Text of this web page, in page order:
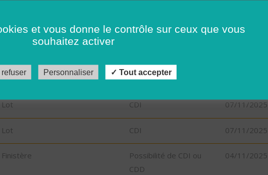
CDI 07/11/2025
CDI 07/11/2025
CDD
CDI 07/11/2025
CDI 07/11/2025
Possibilité de CDI ou
CDD
04/11/2025
et vous donne le contrôle sur ceux que vous
souhaitez activer
refuser Personnaliser Tout accepter